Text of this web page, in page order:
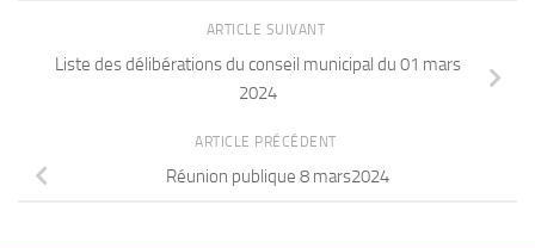
ARTICLE SUIVANT
Liste des délibérations du conseil municipal du 01 mars
2024
ARTICLE PRÉCÉDENT
Réunion publique 8 mars2024